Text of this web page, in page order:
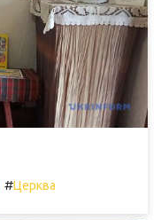
#Церква